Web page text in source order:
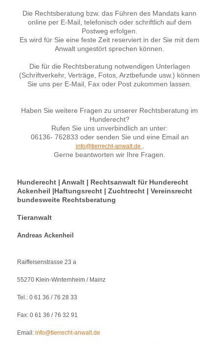
Die Rechtsberatung bzw. das Führen des Mandats kann
online per E-Mail, telefonisch oder schriftlich auf dem
Postweg erfolgen.
Es wird für Sie eine feste Zeit reserviert in der Sie mit dem
Anwalt ungestört sprechen können.
Die für die Rechtsberatung notwendigen Unterlagen
(Schriftverkehr, Verträge, Fotos, Arztbefunde usw.) können
Sie uns per E-Mail, Fax oder Post zukommen lassen.
Haben Sie weitere Fragen zu unserer Rechtsberatung im
Hunderecht?
Rufen Sie uns unverbindlich an unter:
06136- 762833 oder senden Sie und eine Email an
info@tierrecht-anwalt.de .
Gerne beantworten wir Ihre Fragen.
Hunderecht | Anwalt | Rechtsanwalt für Hunderecht
Ackenheil |Haftungsrecht | Zuchtrecht | Vereinsrecht
bundesweite Rechtsberatung
Tieranwalt
Andreas Ackenheil
Raiffeisenstrasse 23 a
55270 Klein-Winternheim / Mainz
Tel.: 0 61 36 / 76 28 33
Fax: 0 61 36 / 76 32 91
Email: info@tierrecht-anwalt.de